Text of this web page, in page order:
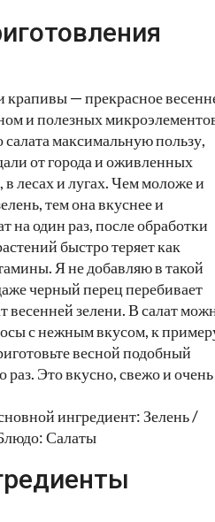
крапивы — прекрасное
и полезных
салата максимальную пользу,
от города и оживленных
в лесах и лугах. Чем моложе и
тем она вкуснее и
на один раз, после обработки
быстро теряет как
Я не добавляю в такой
черный перец перебивает
весенней зелени. В салат
с нежным вкусом, к
весной подобный
раз. Это вкусно, свежо и очень
ингредиент: Зелень /
Салаты